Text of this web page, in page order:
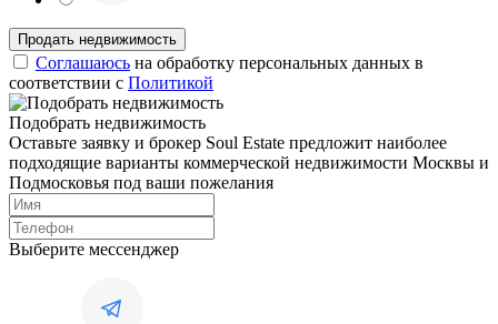
Соглашаюсь на обработку персональных данных в
соответствии с Политикой
Подобрать недвижимость
Оставьте заявку и брокер Soul Estate предложит наиболее
подходящие варианты коммерческой недвижимости Москвы и
Подмосковья под ваши пожелания
Выберите мессенджер